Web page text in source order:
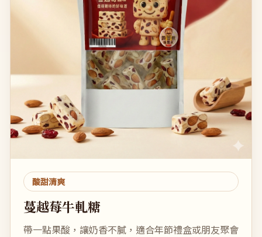
酸甜清爽
蔓越莓牛軋糖
帶一點果酸，讓奶香不膩，適合年節禮盒或朋友聚會